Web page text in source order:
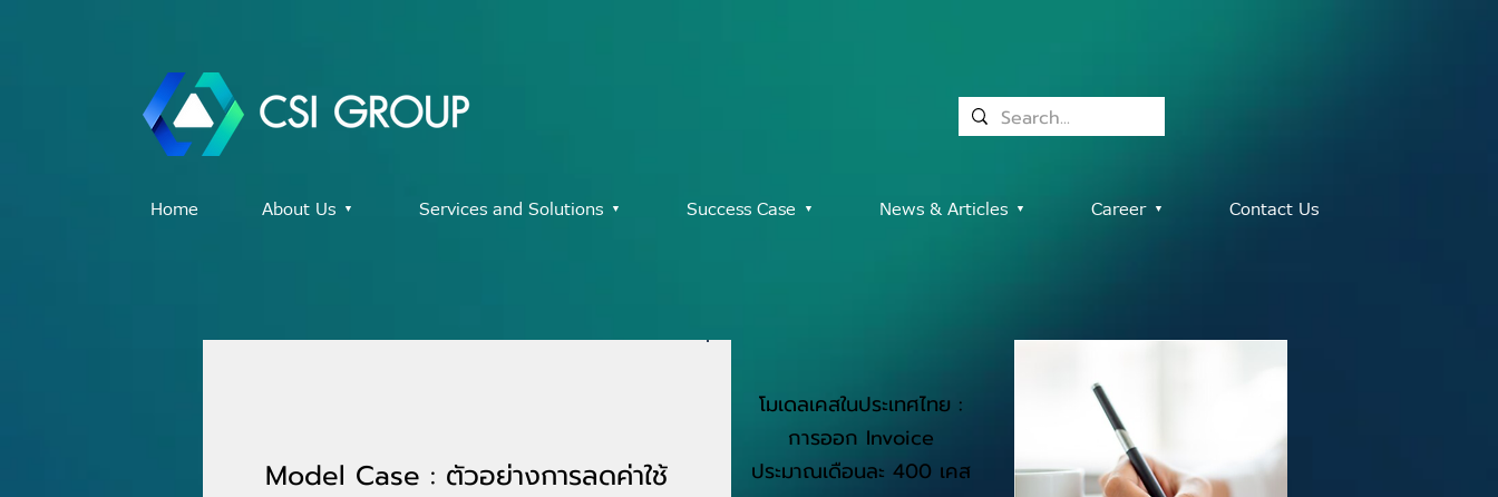
Home About Us ▾ Services and Solutions ▾ Success Case ▾ News & Articles ▾ Career ▾ Contact Us
โมเดลเคสในประเทศไทย :
การออก Invoice
ประมาณเดือนละ 400 เคส
Model Case : ตัวอย่างการลดค่าใช้